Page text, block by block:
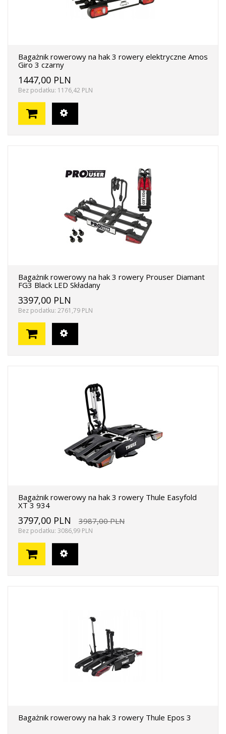
Bagażnik rowerowy na hak 3 rowery elektryczne Amos
Giro 3 czarny
1447,00 PLN
Bez podatku: 1176,42 PLN
Bagażnik rowerowy na hak 3 rowery Prouser Diamant
FG3 Black LED Składany
3397,00 PLN
Bez podatku: 2761,79 PLN
Bagażnik rowerowy na hak 3 rowery Thule Easyfold
XT 3 934
3797,00 PLN 3987,00 PLN
Bez podatku: 3086,99 PLN
Bagażnik rowerowy na hak 3 rowery Thule Epos 3